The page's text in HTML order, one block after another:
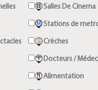
Salles De Cinema
Stations de
Crèches
Docteurs /
Alimentation